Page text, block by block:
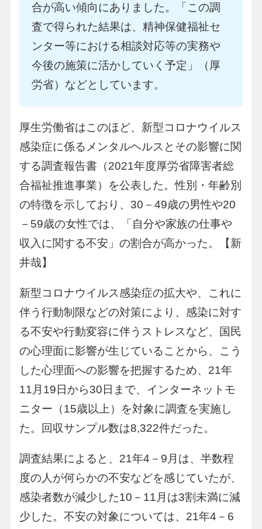
合が高い傾向にありました。「この調
査で得られた結果は、精神保健福祉セ
ンター等における相談対応等の実務や
今後の施策に活かしていく予定」（厚
労省）などとしています。
厚生労働省はこのほど、新型コロナウイルス
感染症に係るメンタルヘルスとその影響に関
する調査報告書（2021年度厚労省障害者総
合福祉推進事業）を公表した。性別・年齢別
の特徴を示しており、30－49歳の男性や20
－59歳の女性では、「自分や家族の仕事や
収入に関する不安」の割合が高かった。【新
井哉】
新型コロナウイルス感染症の拡大や、これに
伴う行動制限などの対策により、感染に対す
る不安や行動変容に伴うストレスなど、国民
の心理面に影響が生じていることから、こう
した心理面への影響を把握するため、21年
11月19日から30日まで、インターネットモ
ニター（15歳以上）を対象に調査を実施し
た。回収サンプル数は8,322件だった。
調査結果によると、21年4－9月は、半数程
度の人が何らかの不安などを感じていたが、
感染者数が減少した10－11月は3割未満に減
少した。不安の対象については、21年4－6